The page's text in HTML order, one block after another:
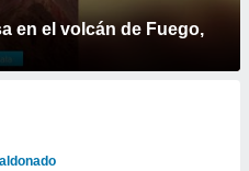
en el volcán de Fuego,